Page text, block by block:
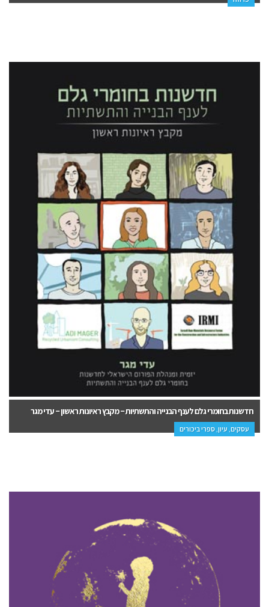
חדשנות בחומרי גלם לענף הבנייה והתשתיות – מקבץ ראיונות ראשון – עדי מגר
עסקים, עיון, ספרי ביכורים